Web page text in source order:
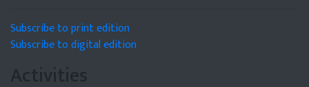
Subscribe to print edition
Subscribe to digital edition
Activities